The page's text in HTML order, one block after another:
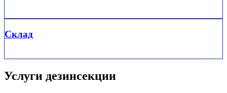
Склад
Услуги дезинсекции